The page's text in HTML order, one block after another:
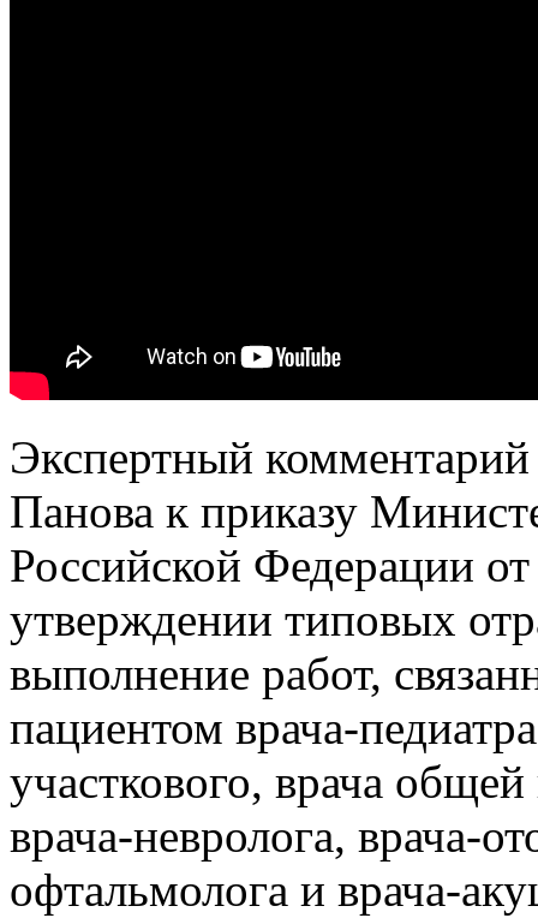
Экспертный
Панова к приказу
Российской Федерации
утверждении типовых
выполнение работ,
пациентом врача-
участкового, врача
врача-невролога, врача-
офтальмолога и врача-